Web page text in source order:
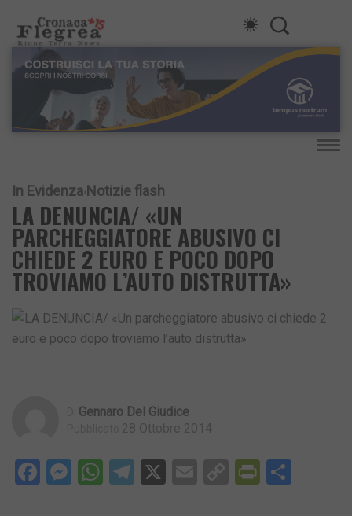
In Evidenza Notizie flash
LA DENUNCIA/ «UN
PARCHEGGIATORE ABUSIVO CI
CHIEDE 2 EURO E POCO DOPO
TROVIAMO L’AUTO DISTRUTTA»
Gennaro Del Giudice
28 Ottobre 2014
Facebook
Messenger
WhatsApp
Telegram
X EmailCopy